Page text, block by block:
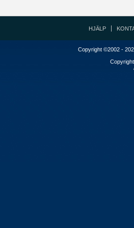
HJÄLP
Copyright ©2002 -